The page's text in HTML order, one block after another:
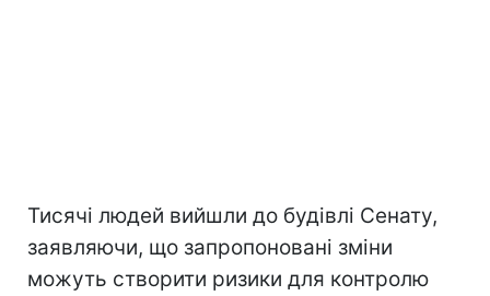
Тисячі людей вийшли до будівлі Сенату,
заявляючи, що запропоновані зміни
можуть створити ризики для контролю